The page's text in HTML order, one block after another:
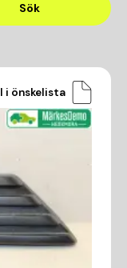
Sök
i önskelista